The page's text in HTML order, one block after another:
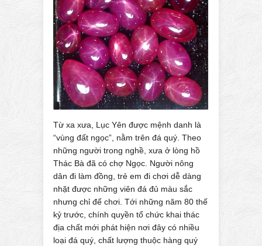
Từ xa xưa, Lục Yên được mệnh danh là
“vùng đất ngọc”, nằm trên đá quý. Theo
những người trong nghề, xưa ở lòng hồ
Thác Bà đã có chợ Ngọc. Người nông
dân đi làm đồng, trẻ em đi chơi dễ dàng
nhặt được những viên đá đủ màu sắc
nhưng chỉ để chơi. Tới những năm 80 thế
kỷ trước, chính quyền tổ chức khai thác
địa chất mới phát hiện nơi đây có nhiều
loại đá quý, chất lượng thuộc hàng quý